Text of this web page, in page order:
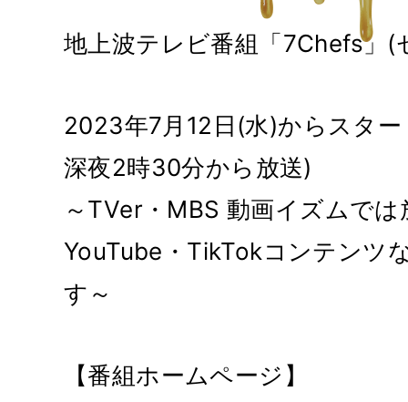
地上波テレビ番組「7Chefs」(
2023年7月12日(水)からスタ
深夜2時30分から放送)
～TVer・MBS 動画イズムでは
YouTube・TikTokコンテンツ
す～
【番組ホームページ】